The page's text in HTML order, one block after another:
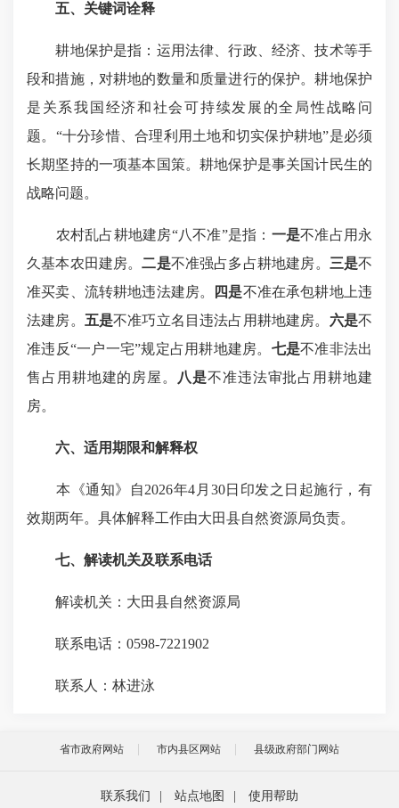
五、关键词诠释
耕地保护是指：运用法律、行政、经济、技术等手
段和措施，对耕地的数量和质量进行的保护。耕地保护
是关系我国经济和社会可持续发展的全局性战略问
题。“十分珍惜、合理利用土地和切实保护耕地”是必须
长期坚持的一项基本国策。耕地保护是事关国计民生的
战略问题。
农村乱占耕地建房“八不准”是指： 一是不准占用永
久基本农田建房。二是不准强占多占耕地建房。 三是不
准买卖、流转耕地违法建房。
四是不准在承包耕地上违
法建房。 五是不准巧立名目违法占用耕地建房。 六是不
准违反“一户一宅”规定占用耕地建房。 七是不准非法出
售占用耕地建的房屋。
八是不准违法审批占用耕地建
房。
六、适用期限和解释权
本《通知》自2026年4月30日印发之日起施行，有
效期两年。具体解释工作由大田县自然资源局负责。
七、解读机关及联系电话
解读机关：大田县自然资源局
联系电话：0598-7221902
联系人：林进泳
省市政府网站 市内县区网站 县级政府部门网站
联系我们 站点地图 使用帮助